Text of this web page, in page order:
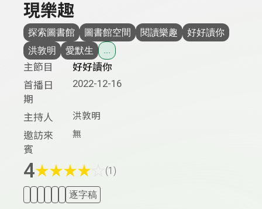
現樂趣
探索圖書館 圖書館空間 閱讀樂趣
好好讀你
洪敦明
愛默生 ...
主節目
好好讀你
首播日
期
2022-12-16
主持人 洪敦明
邀訪來
賓
無
4★★★★ (1)
逐字稿